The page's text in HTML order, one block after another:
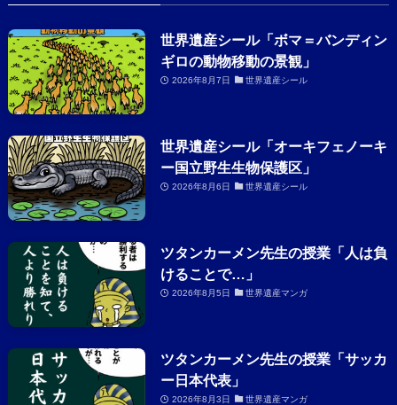
世界遺産シール「ボマ＝バンディン
ギロの動物移動の景観」
2026年8月7日 世界遺産シール
世界遺産シール「オーキフェノーキ
ー国立野生生物保護区」
2026年8月6日 世界遺産シール
ツタンカーメン先生の授業「人は負
けることで…」
2026年8月5日 世界遺産マンガ
ツタンカーメン先生の授業「サッカ
ー日本代表」
2026年8月3日 世界遺産マンガ